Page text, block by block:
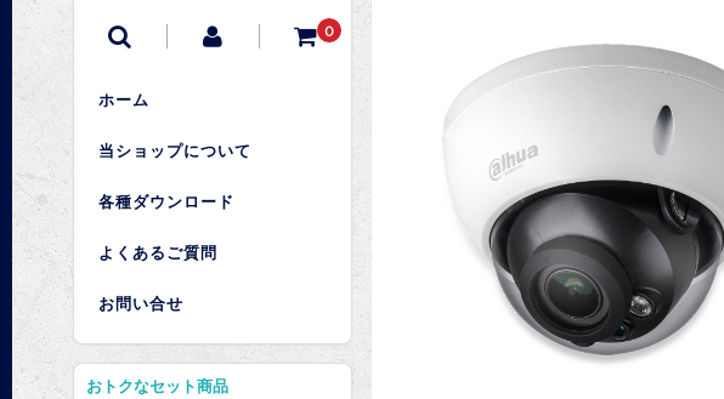
0
ホーム
当ショップについて
各種ダウンロード
よくあるご質問
お問い合せ
おトクなセット商品